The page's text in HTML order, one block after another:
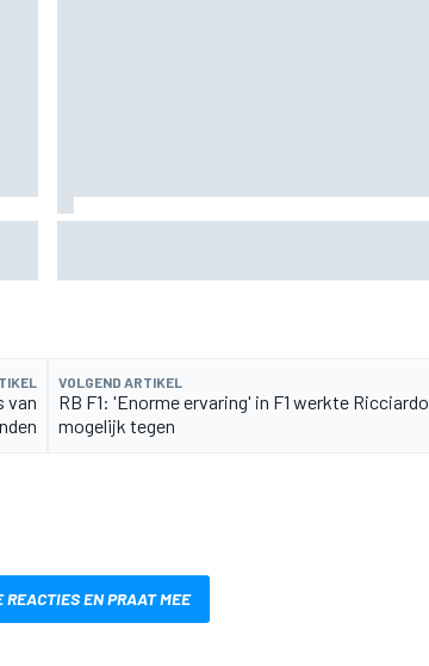
van
VOLGEND ARTIKEL
RB F1: 'Enorme ervaring' in F1 werkte Ricciardo
mogelijk tegen
EN PRAAT MEE